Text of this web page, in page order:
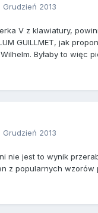
Grudzień 2013
V z klawiatury,
GUILLMET, jak
Byłaby to więc
Grudzień 2013
nie jest to wynik
z popularnych wzorów